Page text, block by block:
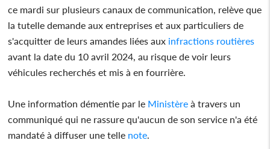
ce mardi sur plusieurs canaux de communication, relève que
la tutelle demande aux entreprises et aux particuliers de
s'acquitter de leurs amandes liées aux infractions routières
avant la date du 10 avril 2024, au risque de voir leurs
véhicules recherchés et mis à en fourrière.
Une information démentie par le Ministère à travers un
communiqué qui ne rassure qu'aucun de son service n'a été
mandaté à diffuser une telle note